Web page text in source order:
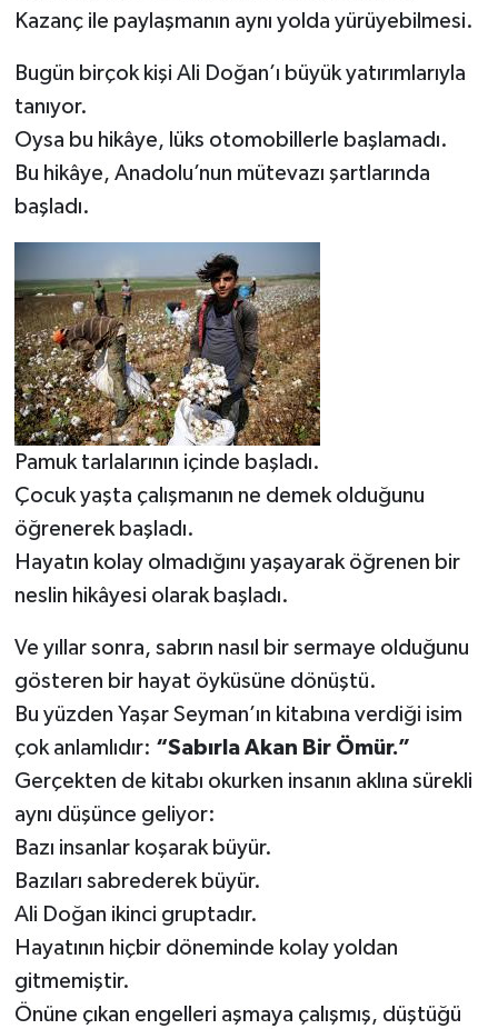
Kazanç ile paylaşmanın aynı yolda yürüyebilmesi.
Bugün birçok kişi Ali Doğan’ı büyük yatırımlarıyla
tanıyor.
Oysa bu hikâye, lüks otomobillerle başlamadı.
Bu hikâye, Anadolu’nun mütevazı şartlarında
başladı.
Pamuk tarlalarının içinde başladı.
Çocuk yaşta çalışmanın ne demek olduğunu
öğrenerek başladı.
Hayatın kolay olmadığını yaşayarak öğrenen bir
neslin hikâyesi olarak başladı.
Ve yıllar sonra, sabrın nasıl bir sermaye olduğunu
gösteren bir hayat öyküsüne dönüştü.
Bu yüzden Yaşar Seyman’ın kitabına verdiği isim
çok anlamlıdır: “Sabırla Akan Bir Ömür.”
Gerçekten de kitabı okurken insanın aklına sürekli
aynı düşünce geliyor:
Bazı insanlar koşarak büyür.
Bazıları sabrederek büyür.
Ali Doğan ikinci gruptadır.
Hayatının hiçbir döneminde kolay yoldan
gitmemiştir.
Önüne çıkan engelleri aşmaya çalışmış, düştüğü